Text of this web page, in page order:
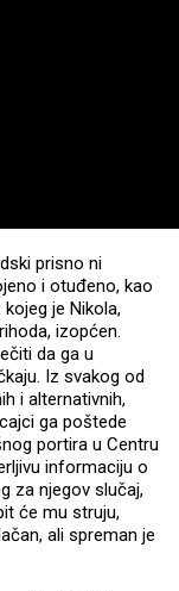
prisno ni
i otuđeno, kao
je Nikola,
izopćen.
da ga u
Iz svakog od
i alternativnih,
ga poštede
portira u Centru
informaciju o
za njegov slučaj,
će mu struju,
ali spreman je